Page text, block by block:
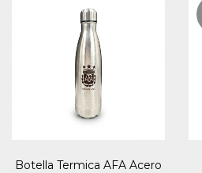
Botella Termica AFA Acero